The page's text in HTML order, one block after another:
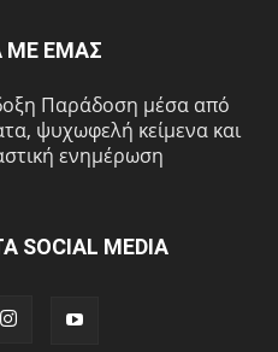
ΜΕ ΕΜΑΣ
Παράδοση μέσα από
ψυχωφελή κείμενα και
ενημέρωση
SOCIAL MEDIA